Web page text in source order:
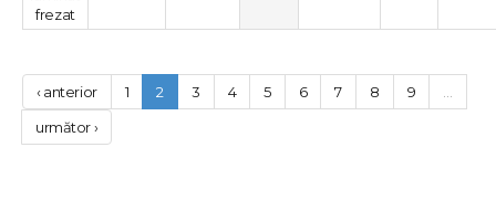
frezat
‹ anterior 1 2 3 4 5 6 7 8 9
următor ›